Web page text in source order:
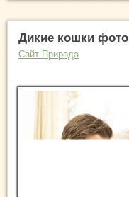
Дикие кошки фото
Сайт Природа